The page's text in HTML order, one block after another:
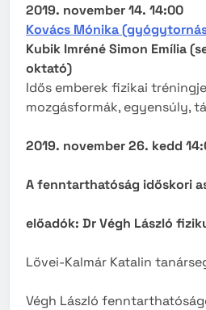
2019. november 14. 14:00
Kovács Mónika
Kubik Imréné Simon Emília
oktató)
Idős emberek fizikai
mozgásformák, egyensúly,
2019. november 26. kedd
A fenntarthatóság időskori
előadók: Dr Végh László
Lővei-Kalmár Katalin
Végh László